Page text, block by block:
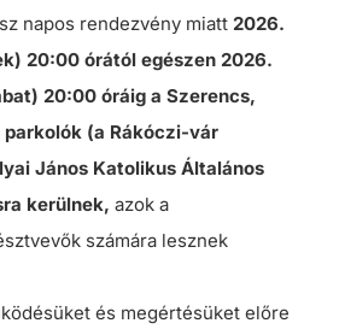
napos rendezvény miatt 2026.
20:00 órától egészen 2026.
20:00 óráig a Szerencs,
(a Rákóczi-vár
János Katolikus Általános
kerülnek, azok a
számára lesznek
és megértésüket előre